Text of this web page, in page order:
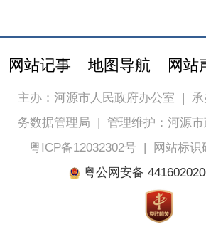
网站记事 地图导航 网站
主办：河源市人民政府办公室 | 承
务数据管理局 | 管理维护：河源
粤ICP备12032302号|
网站标识
粤公网安备